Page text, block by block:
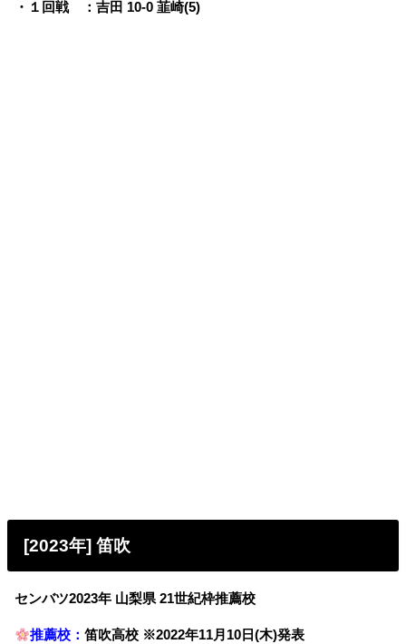
・１回戦 ：吉田 10-0 韮崎(5)
[2023年] 笛吹
センバツ2023年 山梨県 21世紀枠推薦校
推薦校：笛吹高校 ※2022年11月10日(木)発表